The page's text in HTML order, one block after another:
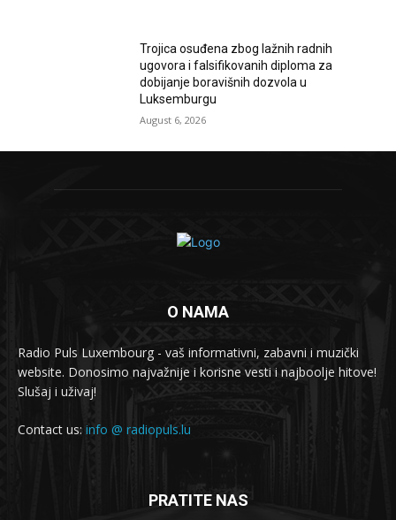
Trojica osuđena zbog lažnih radnih
ugovora i falsifikovanih diploma za
dobijanje boravišnih dozvola u
Luksemburgu
August 6, 2026
O NAMA
Radio Puls Luxembourg - vaš informativni, zabavni i muzički
website. Donosimo najvažnije i korisne vesti i najboolje hitove!
Slušaj i uživaj!
Contact us: info @ radiopuls.lu
PRATITE NAS